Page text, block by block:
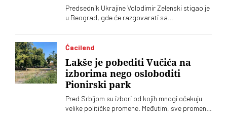
Predsednik Ukrajine Volodimir Zelenski stigao je
u Beograd, gde će razgovarati sa
premijerom Đurom Macutom. Ovo je njegova
prva zvanična poseta Srbiji. Dolazak Zelenskog
Tesla, gde ga je umesto Vučića dočekala
ministarka energetike Dubravka Đedović
Handanović
Ćacilend
Lakše je pobediti Vučića na
izborima nego osloboditi
Pionirski park
Pred Srbijom su izbori od kojih mnogi očekuju
velike političke promene. Međutim, sve promene